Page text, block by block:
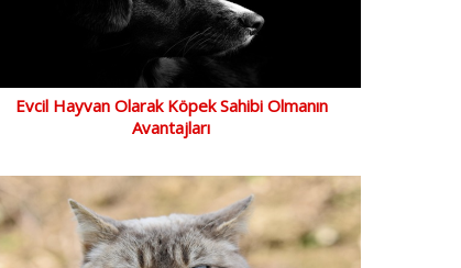
Evcil Hayvan Olarak Köpek Sahibi Olmanın
Avantajları